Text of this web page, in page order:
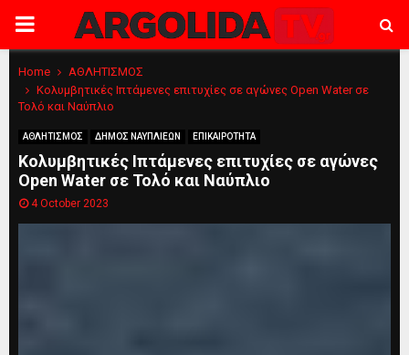
PRIMARY
MENU
Home
ΑΘΛΗΤΙΣΜΟΣ
Κολυμβητικές Ιπτάμενες επιτυχίες σε αγώνες Open Water σε
Τολό και Ναύπλιο
ΑΘΛΗΤΙΣΜΟΣ ΔΗΜΟΣ ΝΑΥΠΛΙΕΩΝ ΕΠΙΚΑΙΡΟΤΗΤΑ
Κολυμβητικές Ιπτάμενες επιτυχίες σε αγώνες
Open Water σε Τολό και Ναύπλιο
4 October 2023